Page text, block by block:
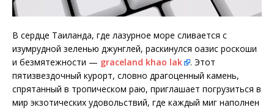
В сердце Таиланда, где лазурное море сливается с
изумрудной зеленью джунглей, раскинулся оазис роскоши
и безмятежности — graceland khao lak
. Этот
пятизвездочный курорт, словно драгоценный камень,
спрятанный в тропическом раю, приглашает погрузиться в
мир экзотических удовольствий, где каждый миг наполнен